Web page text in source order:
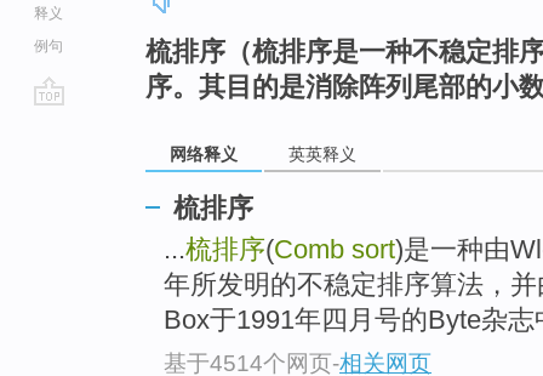
释义
例句
梳排序（梳排序是一种不稳定排
序。其目的是消除阵列尾部的小
网络释义 英英释义
梳排序
...梳排序(Comb sort)是一种由
年所发明的不稳定排序算法，
Box于1991年四月号的Byte杂志
基于4514个网页-相关网页